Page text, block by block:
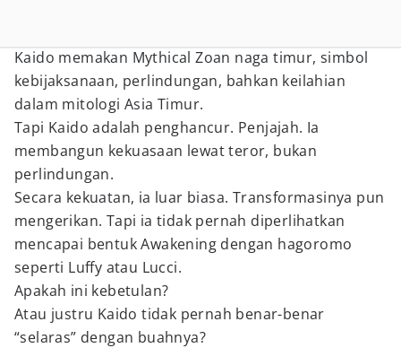
Kaido memakan Mythical Zoan naga timur, simbol
kebijaksanaan, perlindungan, bahkan keilahian
dalam mitologi Asia Timur.
Tapi Kaido adalah penghancur. Penjajah. Ia
membangun kekuasaan lewat teror, bukan
perlindungan.
Secara kekuatan, ia luar biasa. Transformasinya pun
mengerikan. Tapi ia tidak pernah diperlihatkan
mencapai bentuk Awakening dengan hagoromo
seperti Luffy atau Lucci.
Apakah ini kebetulan?
Atau justru Kaido tidak pernah benar-benar
“selaras” dengan buahnya?